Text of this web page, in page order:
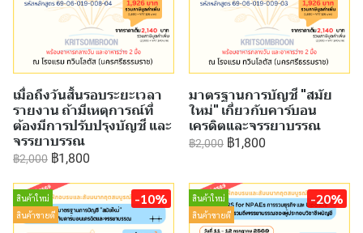
เมื่อถึงวันสิ้นรอบระยะเวลา
รายงาน ถ้ามีเหตุการณ์ที่
ต้องมีการปรับปรุงบัญชี และ
จรรยาบรรณ
฿2,000 ฿1,800
มาตรฐานการบัญชี "สมัย
ใหม่" เกี่ยวกับคาร์บอน
เครดิตและจรรยาบรรณ
฿2,000 ฿1,800
สินค้าใหม่
สินค้าขายดี
-10%
สินค้าใหม่
สินค้าขายดี
-20%